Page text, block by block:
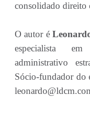
consolidado direito
O autor é
especialista
administrativo
Sócio-fundador